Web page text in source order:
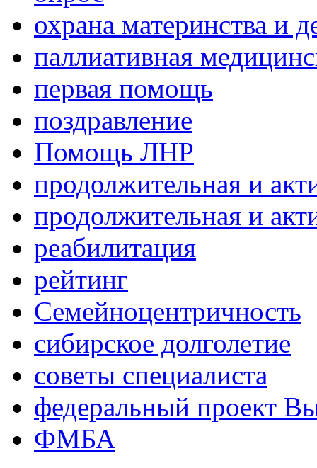
охрана материнства и
паллиативная
первая помощь
поздравление
Помощь ЛНР
продолжительная и
продолжительная и
реабилитация
рейтинг
Семейноцентричность
сибирское долголетие
советы специалиста
федеральный проект
ФМБА